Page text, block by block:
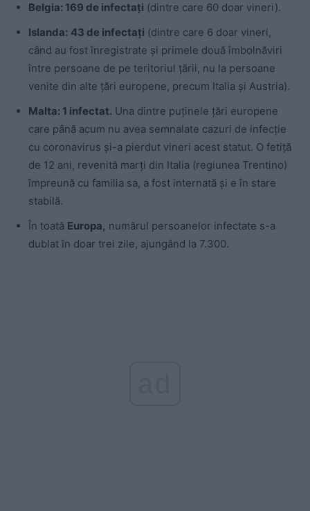
Belgia: 169 de infectați (dintre care 60 doar vineri).
Islanda: 43 de infectați (dintre care 6 doar vineri,
când au fost înregistrate și primele două îmbolnăviri
între persoane de pe teritoriul țării, nu la persoane
venite din alte țări europene, precum Italia și Austria).
Malta: 1 infectat. Una dintre puținele țări europene
care până acum nu avea semnalate cazuri de infecție
cu coronavirus și-a pierdut vineri acest statut. O fetiță
de 12 ani, revenită marți din Italia (regiunea Trentino)
împreună cu familia sa, a fost internată și e în stare
stabilă.
În toată Europa, numărul persoanelor infectate s-a
dublat în doar trei zile, ajungând la 7.300.